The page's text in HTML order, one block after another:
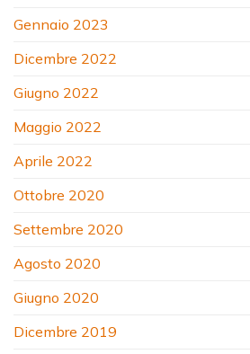
Gennaio 2023
Dicembre 2022
Giugno 2022
Maggio 2022
Aprile 2022
Ottobre 2020
Settembre 2020
Agosto 2020
Giugno 2020
Dicembre 2019